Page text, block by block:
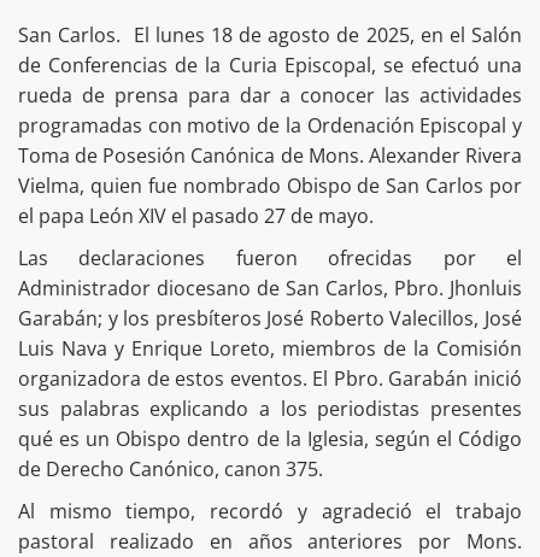
San Carlos. El lunes 18 de agosto de 2025, en el Salón
de Conferencias de la Curia Episcopal, se efectuó una
rueda de prensa para dar a conocer las actividades
programadas con motivo de la Ordenación Episcopal y
Toma de Posesión Canónica de Mons. Alexander Rivera
Vielma, quien fue nombrado Obispo de San Carlos por
el papa León XIV el pasado 27 de mayo.
Las declaraciones fueron ofrecidas por el
Administrador diocesano de San Carlos, Pbro. Jhonluis
Garabán; y los presbíteros José Roberto Valecillos, José
Luis Nava y Enrique Loreto, miembros de la Comisión
organizadora de estos eventos. El Pbro. Garabán inició
sus palabras explicando a los periodistas presentes
qué es un Obispo dentro de la Iglesia, según el Código
de Derecho Canónico, canon 375.
Al mismo tiempo, recordó y agradeció el trabajo
pastoral realizado en años anteriores por Mons.